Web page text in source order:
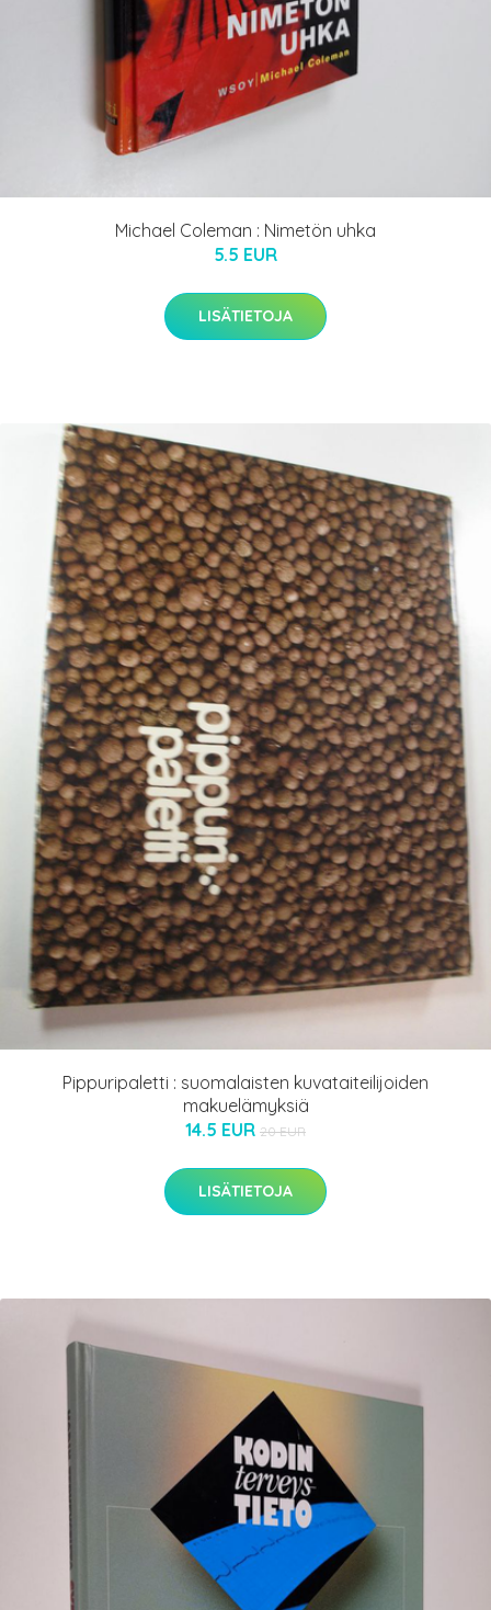
Michael Coleman : Nimetön uhka
5.5 EUR
LISÄTIETOJA
Pippuripaletti : suomalaisten kuvataiteilijoiden
makuelämyksiä
14.5 EUR 20 EUR
LISÄTIETOJA